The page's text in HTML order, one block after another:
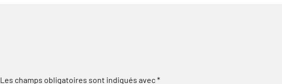
Les champs obligatoires sont indiqués avec*